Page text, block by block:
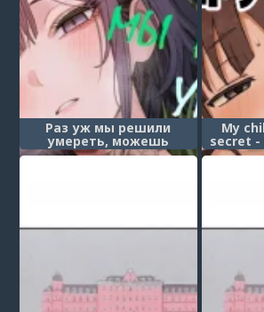
Раз уж мы решили
умереть, можешь
делать со мной что
My
secret -
моего